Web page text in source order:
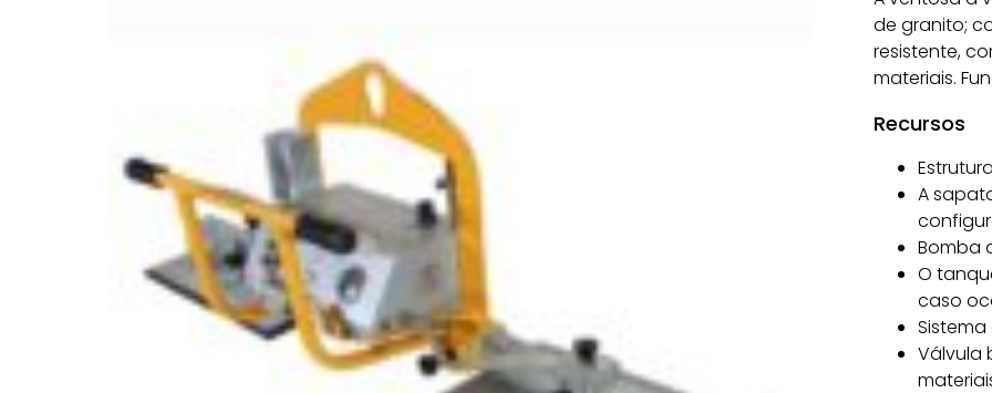
de granito;
resistente,
materiais.
Recursos
A
Bomba
O
caso
Válvula